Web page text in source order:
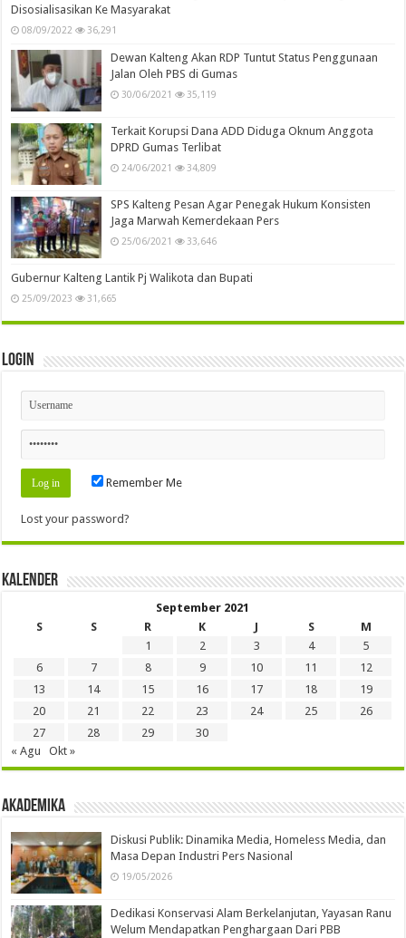
Disosialisasikan Ke Masyarakat
08/09/2022 36,291
Dewan Kalteng Akan RDP Tuntut Status Penggunaan
Jalan Oleh PBS di Gumas
30/06/2021 35,119
Terkait Korupsi Dana ADD Diduga Oknum Anggota
DPRD Gumas Terlibat
24/06/2021 34,809
SPS Kalteng Pesan Agar Penegak Hukum Konsisten
Jaga Marwah Kemerdekaan Pers
25/06/2021 33,646
Gubernur Kalteng Lantik Pj Walikota dan Bupati
25/09/2023 31,665
Login
Remember Me
Lost your password?
Kalender
September 2021
S
S R K J S
M
1
2 3 4
5
6
7 8 9 10 11
12
13
14 15 16 17 18
19
20
21 22 23 24 25
26
27
28 29
30
« Agu
Okt »
Akademika
Diskusi Publik: Dinamika Media, Homeless Media, dan
Masa Depan Industri Pers Nasional
19/05/2026
Dedikasi Konservasi Alam Berkelanjutan, Yayasan Ranu
Welum Mendapatkan Penghargaan Dari PBB